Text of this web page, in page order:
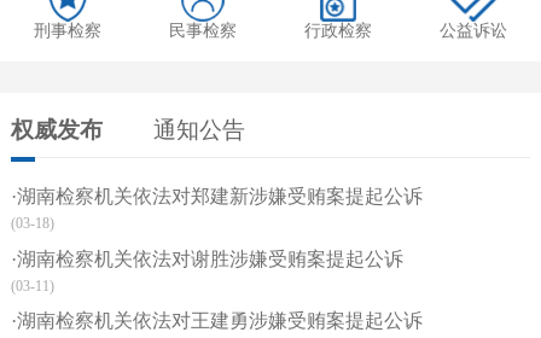
刑事检察 民事检察 行政检察 公益诉讼
权威发布 通知公告
·湖南检察机关依法对郑建新涉嫌受贿案提起公诉
(03-18)
·湖南检察机关依法对谢胜涉嫌受贿案提起公诉
(03-11)
·湖南检察机关依法对王建勇涉嫌受贿案提起公诉